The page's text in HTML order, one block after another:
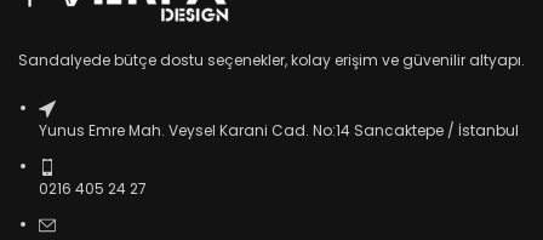
Sandalyede bütçe dostu seçenekler, kolay erişim ve güvenilir altyapı.
Yunus Emre Mah. Veysel Karani Cad. No:14 Sancaktepe / İstanbul
0216 405 24 27